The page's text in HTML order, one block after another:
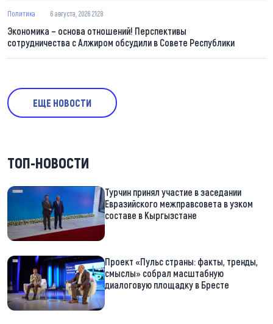
Политика 6 августа, 2026 21:28
Экономика – основа отношений! Перспективы
сотрудничества с Алжиром обсудили в Совете Республики
ЕЩЕ НОВОСТИ
ТОП-НОВОСТИ
Турчин принял участие в заседании
Евразийского межправсовета в узком
составе в Кыргызстане
Проект «Пульс страны: факты, тренды,
смыслы» собрал масштабную
диалоговую площадку в Бресте